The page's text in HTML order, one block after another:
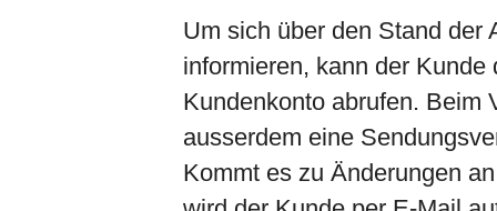
Um sich über den Stand der
informieren, kann der
Kundenkonto abrufen. Beim
ausserdem eine
Kommt es zu Änderungen